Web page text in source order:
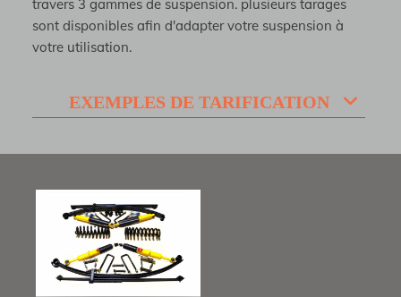
travers 3 gammes de suspension. plusieurs tarages
sont disponibles afin d'adapter votre suspension à
votre utilisation.
EXEMPLES DE TARIFICATION